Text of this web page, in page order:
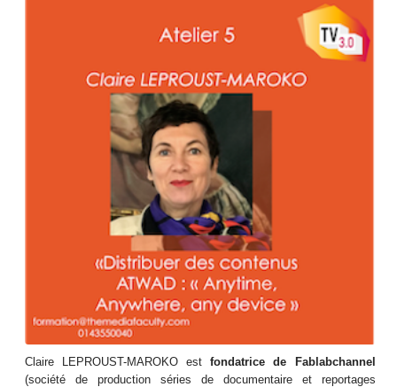
Claire LEPROUST-MAROKO estfondatrice de Fablabchannel
(société de production séries de documentaire et reportages